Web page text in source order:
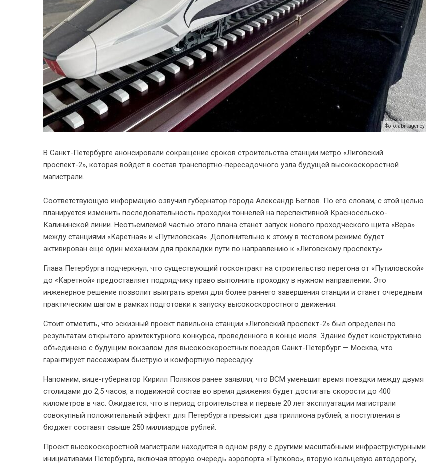
Фото: abn.agency
В Санкт-Петербурге анонсировали сокращение сроков строительства станции метро «Лиговский
проспект-2», которая войдет в состав транспортно-пересадочного узла будущей высокоскоростной
магистрали.
Соответствующую информацию озвучил губернатор города Александр Беглов. По его словам, с этой целью
планируется изменить последовательность проходки тоннелей на перспективной Красносельско-
Калининской линии. Неотъемлемой частью этого плана станет запуск нового проходческого щита «Вера»
между станциями «Каретная» и «Путиловская». Дополнительно к этому в тестовом режиме будет
активирован еще один механизм для прокладки пути по направлению к «Лиговскому проспекту».
Глава Петербурга подчеркнул, что существующий госконтракт на строительство перегона от «Путиловской»
до «Каретной» предоставляет подрядчику право выполнить проходку в нужном направлении. Это
инженерное решение позволит выиграть время для более раннего завершения станции и станет очередным
практическим шагом в рамках подготовки к запуску высокоскоростного движения.
Стоит отметить, что эскизный проект павильона станции «Лиговский проспект-2» был определен по
результатам открытого архитектурного конкурса, проведенного в конце июля. Здание будет конструктивно
объединено с будущим вокзалом для высокоскоростных поездов Санкт-Петербург — Москва, что
гарантирует пассажирам быструю и комфортную пересадку.
Напомним, вице-губернатор Кирилл Поляков ранее заявлял, что ВСМ уменьшит время поездки между двумя
столицами до 2,5 часов, а подвижной состав во время движения будет достигать скорости до 400
километров в час. Ожидается, что в период строительства и первые 20 лет эксплуатации магистрали
совокупный положительный эффект для Петербурга превысит два триллиона рублей, а поступления в
бюджет составят свыше 250 миллиардов рублей.
Проект высокоскоростной магистрали находится в одном ряду с другими масштабными инфраструктурными
инициативами Петербурга, включая вторую очередь аэропорта «Пулково», вторую кольцевую автодорогу,